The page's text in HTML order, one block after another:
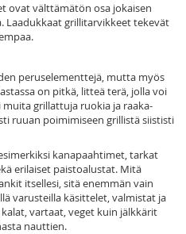
ovat välttämätön osa jokaisen
Laadukkaat grillitarvikkeet tekevät
peruselementtejä, mutta myös
on pitkä, litteä terä, jolla voi
grillattuja ruokia ja raaka-
ruuan poimimiseen grillistä siististi
kanapaahtimet, tarkat
erilaiset paistoalustat. Mitä
itsellesi, sitä enemmän vain
varusteilla käsittelet, valmistat ja
vartaat, veget kuin jälkkärit
nauttien.